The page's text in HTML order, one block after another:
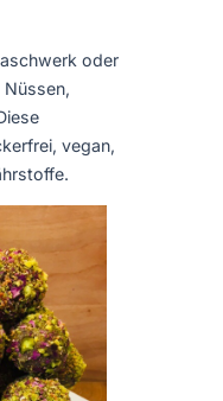
oder
Nüssen,
vegan,